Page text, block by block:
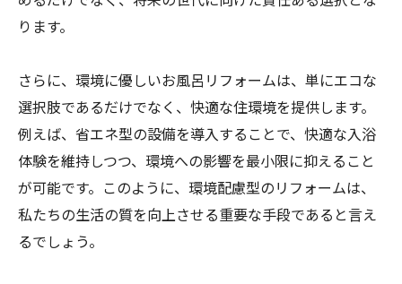
ります。
さらに、環境に優しいお風呂リフォームは、単にエコな
選択肢であるだけでなく、快適な住環境を提供します。
例えば、省エネ型の設備を導入することで、快適な入浴
体験を維持しつつ、環境への影響を最小限に抑えること
が可能です。このように、環境配慮型のリフォームは、
私たちの生活の質を向上させる重要な手段であると言え
るでしょう。